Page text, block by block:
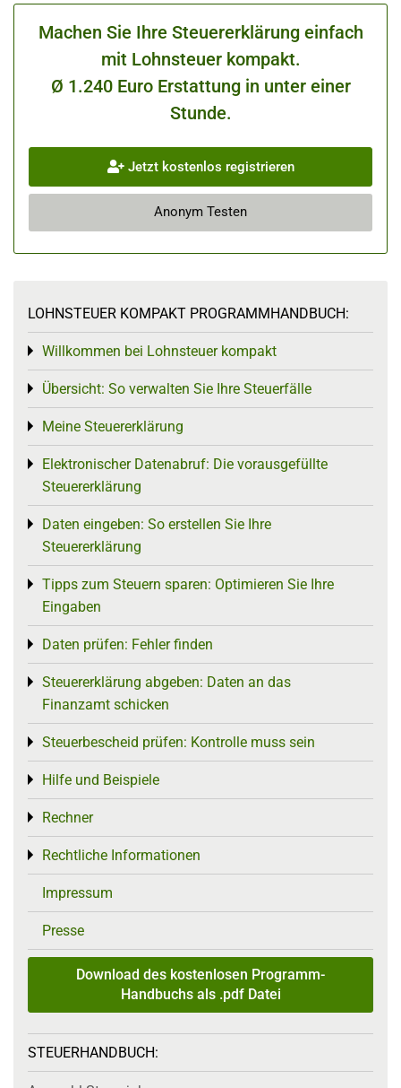
Machen Sie Ihre Steuererklärung einfach
mit Lohnsteuer kompakt.
Ø 1.240 Euro Erstattung in unter einer
Stunde.
Jetzt kostenlos registrieren
Anonym Testen
LOHNSTEUER KOMPAKT PROGRAMMHANDBUCH:
Willkommen bei Lohnsteuer kompakt
Toggle menu
Übersicht: So verwalten Sie Ihre Steuerfälle
Toggle menu
Meine Steuererklärung
Toggle menu
Elektronischer Datenabruf: Die vorausgefüllte
Steuererklärung
Toggle menu
Daten eingeben: So erstellen Sie Ihre
Steuererklärung
Toggle menu
Tipps zum Steuern sparen: Optimieren Sie Ihre
Eingaben
Toggle menu
Daten prüfen: Fehler finden
Toggle menu
Steuererklärung abgeben: Daten an das
Finanzamt schicken
Toggle menu
Steuerbescheid prüfen: Kontrolle muss sein
Toggle menu
Hilfe und Beispiele
Toggle menu
Rechner
Toggle menu
Rechtliche Informationen
Toggle menu
Impressum
Presse
Download des kostenlosen Programm-
Handbuchs als .pdf Datei
STEUERHANDBUCH: